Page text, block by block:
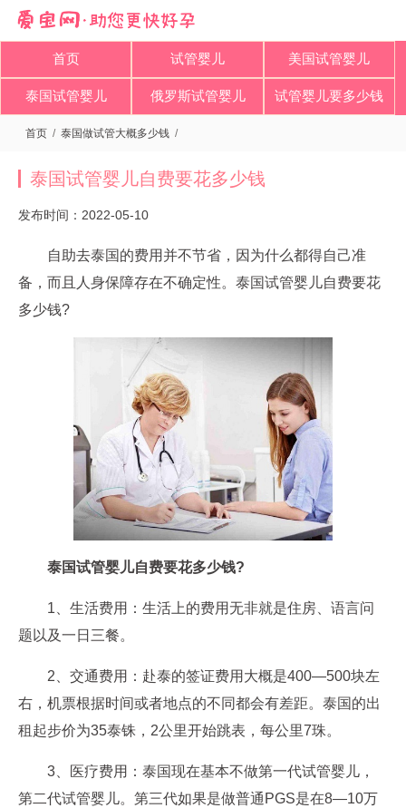
首页 试管婴儿 美国试管婴儿
泰国试管婴儿 俄罗斯试管婴儿 试管婴儿要多少钱
首页 / 泰国做试管大概多少钱 /
泰国试管婴儿自费要花多少钱
发布时间：2022-05-10
自助去泰国的费用并不节省，因为什么都得自己准
备，而且人身保障存在不确定性。泰国试管婴儿自费要花
多少钱?
泰国试管婴儿自费要花多少钱?
1、生活费用：生活上的费用无非就是住房、语言问
题以及一日三餐。
2、交通费用：赴泰的签证费用大概是400—500块左
右，机票根据时间或者地点的不同都会有差距。泰国的出
租起步价为35泰铢，2公里开始跳表，每公里7珠。
3、医疗费用：泰国现在基本不做第一代试管婴儿，
第二代试管婴儿。第三代如果是做普通PGS是在8—10万